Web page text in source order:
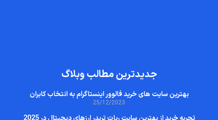
جدیدترین مطالب وبلاگ
بهترین سایت‌ های خرید فالوور اینستاگرام به انتخاب کابران
25/12/2023